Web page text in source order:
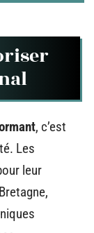
, c’est
Les
leur